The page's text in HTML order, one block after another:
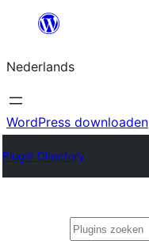
de
inhoud
Nederlands
WordPress downloaden
Plugin Directory
Zoeken